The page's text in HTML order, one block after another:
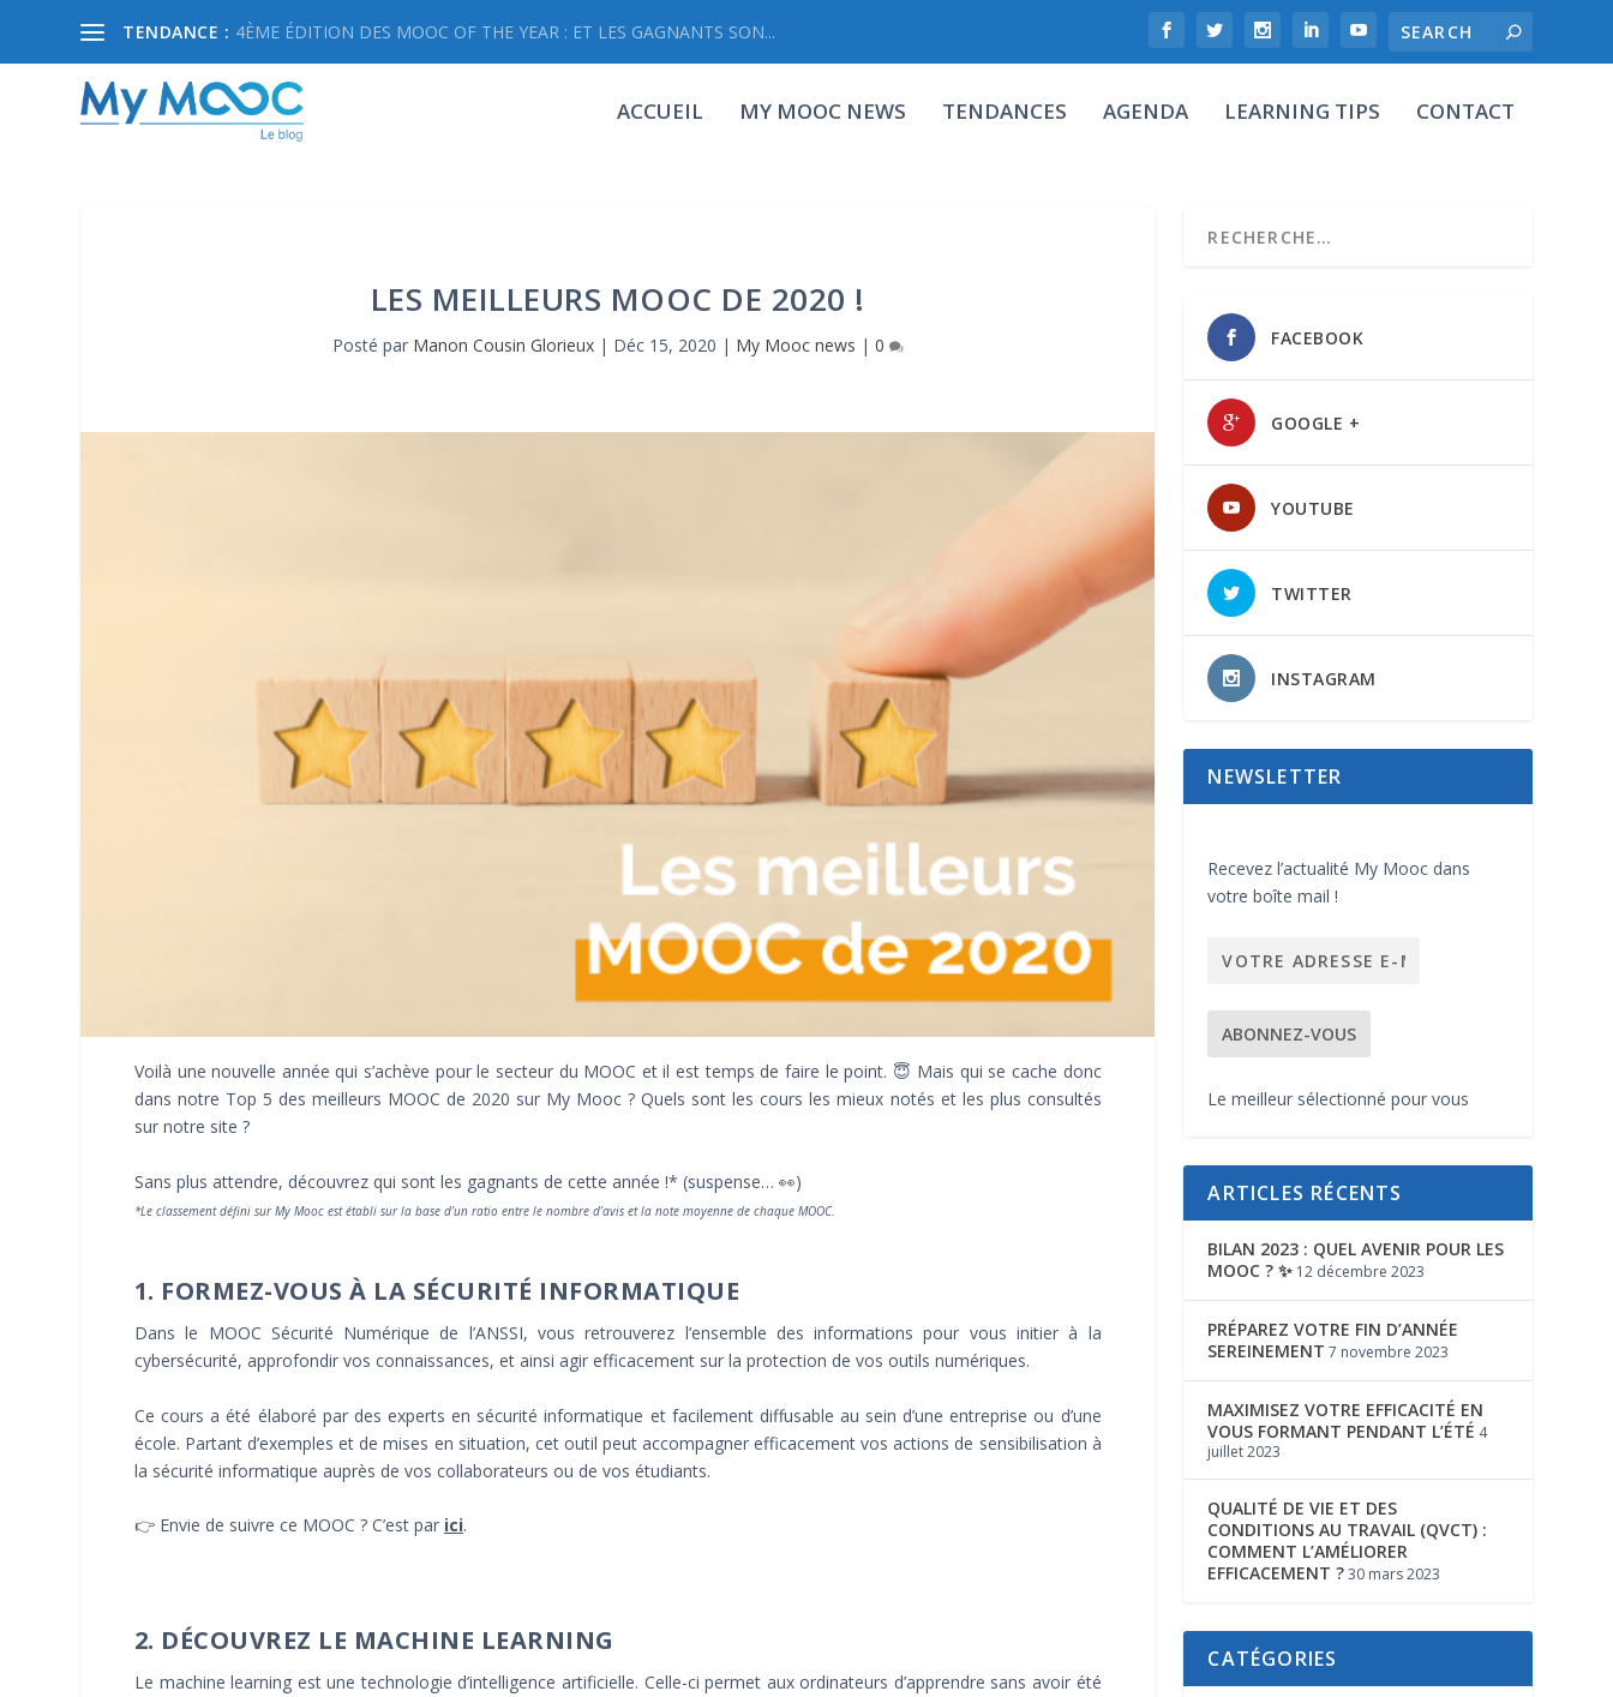
TENDANCE : 4ÈME ÉDITION DES MOOC OF THE YEAR : ET LES GAGNANTS SON...
ACCUEIL MY MOOC NEWS TENDANCES AGENDA LEARNING TIPS CONTACT
LES MEILLEURS MOOC DE 2020 !
Posté par Manon Cousin Glorieux| Déc 15, 2020 | My Mooc news | 0
Voilà une nouvelle année qui s’achève pour le secteur du MOOC et il est temps de faire le point. 😇 Mais qui se cache donc
dans notre Top 5 des meilleurs MOOC de 2020 sur My Mooc ? Quels sont les cours les mieux notés et les plus consultés
sur notre site ?
Sans plus attendre, découvrez qui sont les gagnants de cette année !* (suspense… 👀)
*Le classement défini sur My Mooc est établi sur la base d’un ratio entre le nombre d’avis et la note moyenne de chaque MOOC.
1. FORMEZ-VOUS À LA SÉCURITÉ INFORMATIQUE
Dans le MOOC Sécurité Numérique de l’ANSSI, vous retrouverez l’ensemble des informations pour vous initier à la
cybersécurité, approfondir vos connaissances, et ainsi agir efficacement sur la protection de vos outils numériques.
Ce cours a été élaboré par des experts en sécurité informatique et facilement diffusable au sein d’une entreprise ou d’une
école. Partant d’exemples et de mises en situation, cet outil peut accompagner efficacement vos actions de sensibilisation à
la sécurité informatique auprès de vos collaborateurs ou de vos étudiants.
👉 Envie de suivre ce MOOC ? C’est par ici.
2. DÉCOUVREZ LE MACHINE LEARNING
Le machine learning est une technologie d’intelligence artificielle. Celle-ci permet aux ordinateurs d’apprendre sans avoir été
FACEBOOK
GOOGLE +
YOUTUBE
TWITTER
INSTAGRAM
NEWSLETTER
Recevez l’actualité My Mooc dans
votre boîte mail !
Le meilleur sélectionné pour vous
ARTICLES RÉCENTS
BILAN 2023 : QUEL AVENIR POUR LES
MOOC ? ✨ 12 décembre 2023
PRÉPAREZ VOTRE FIN D’ANNÉE
SEREINEMENT 7 novembre 2023
MAXIMISEZ VOTRE EFFICACITÉ EN
VOUS FORMANT PENDANT L’ÉTÉ 4
juillet 2023
QUALITÉ DE VIE ET DES
CONDITIONS AU TRAVAIL (QVCT) :
COMMENT L’AMÉLIORER
EFFICACEMENT ?30 mars 2023
CATÉGORIES